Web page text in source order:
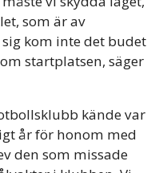
som är av
kom inte det budet
startplatsen, säger
kände var
år för honom med
den som missade